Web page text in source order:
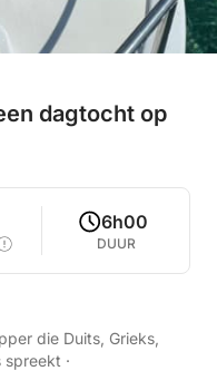
dagtocht op
6h00
DUUR
die Duits, Grieks,
spreekt ·